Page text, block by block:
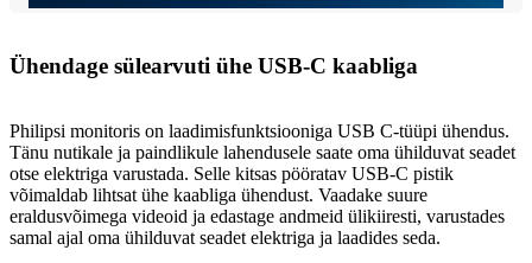
Ühendage sülearvuti ühe USB-C kaabliga
Philipsi monitoris on laadimisfunktsiooniga USB C-tüüpi ühendus.
Tänu nutikale ja paindlikule lahendusele saate oma ühilduvat seadet
otse elektriga varustada. Selle kitsas pööratav USB-C pistik
võimaldab lihtsat ühe kaabliga ühendust. Vaadake suure
eraldusvõimega videoid ja edastage andmeid ülikiiresti, varustades
samal ajal oma ühilduvat seadet elektriga ja laadides seda.